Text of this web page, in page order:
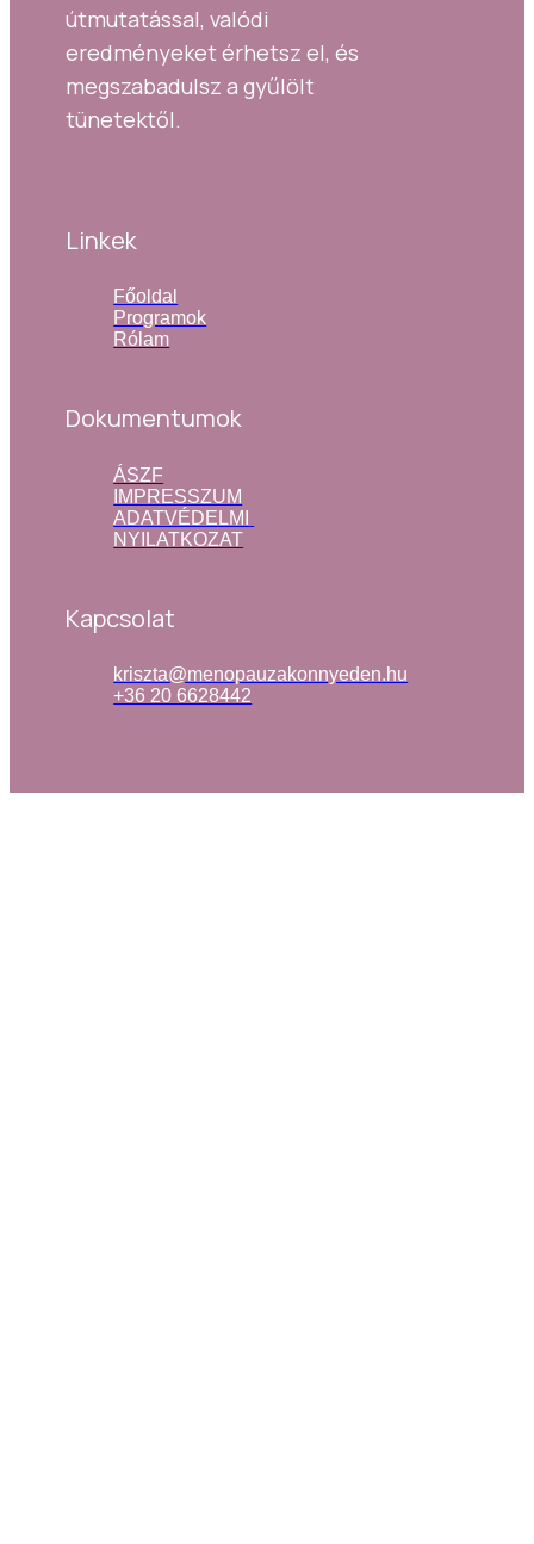
útmutatással, valódi
eredményeket érhetsz el, és
megszabadulsz a gyűlölt
tünetektől.
Linkek
Főoldal
Programok
Rólam
Dokumentumok
ÁSZF
IMPRESSZUM
ADATVÉDELMI
NYILATKOZAT
Kapcsolat
kriszta@menopauzakonnyeden.hu
+36 20 6628442